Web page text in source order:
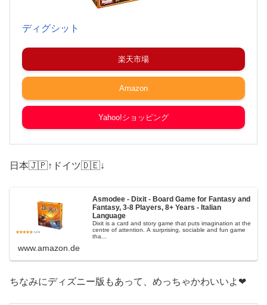
ディグシット
楽天市場
Amazon
Yahoo!ショッピング
日本🇯🇵↑ドイツ🇩🇪↓
Asmodee - Dixit - Board Game for Fantasy and
Fantasy, 3-8 Players, 8+ Years - Italian
Language
Dixit is a card and story game that puts imagination at the
centre of attention. A surprising, sociable and fun game
tha...
www.amazon.de
ちなみにディズニー版もあって、めっちゃかわいいよ❤︎